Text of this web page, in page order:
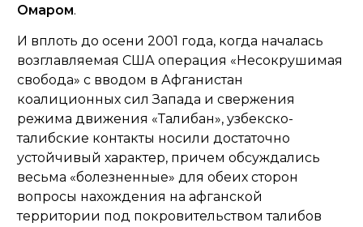
Омаром.
И вплоть до осени 2001 года, когда началась
возглавляемая США операция «Несокрушимая
свобода» с вводом в Афганистан
коалиционных сил Запада и свержения
режима движения «Талибан», узбекско-
талибские контакты носили достаточно
устойчивый характер, причем обсуждались
весьма «болезненные» для обеих сторон
вопросы нахождения на афганской
территории под покровительством талибов